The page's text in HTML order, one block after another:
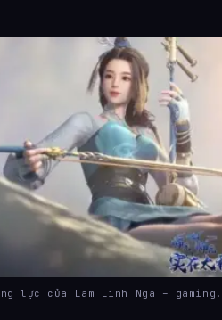
lực của Lam Linh Nga –